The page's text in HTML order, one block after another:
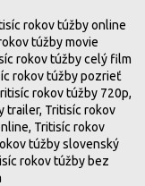
rokov túžby online
túžby movie
rokov túžby celý film
rokov túžby pozrieť
rokov túžby 720p,
trailer, Tritisíc rokov
Tritisíc rokov
túžby slovenský
rokov túžby bez